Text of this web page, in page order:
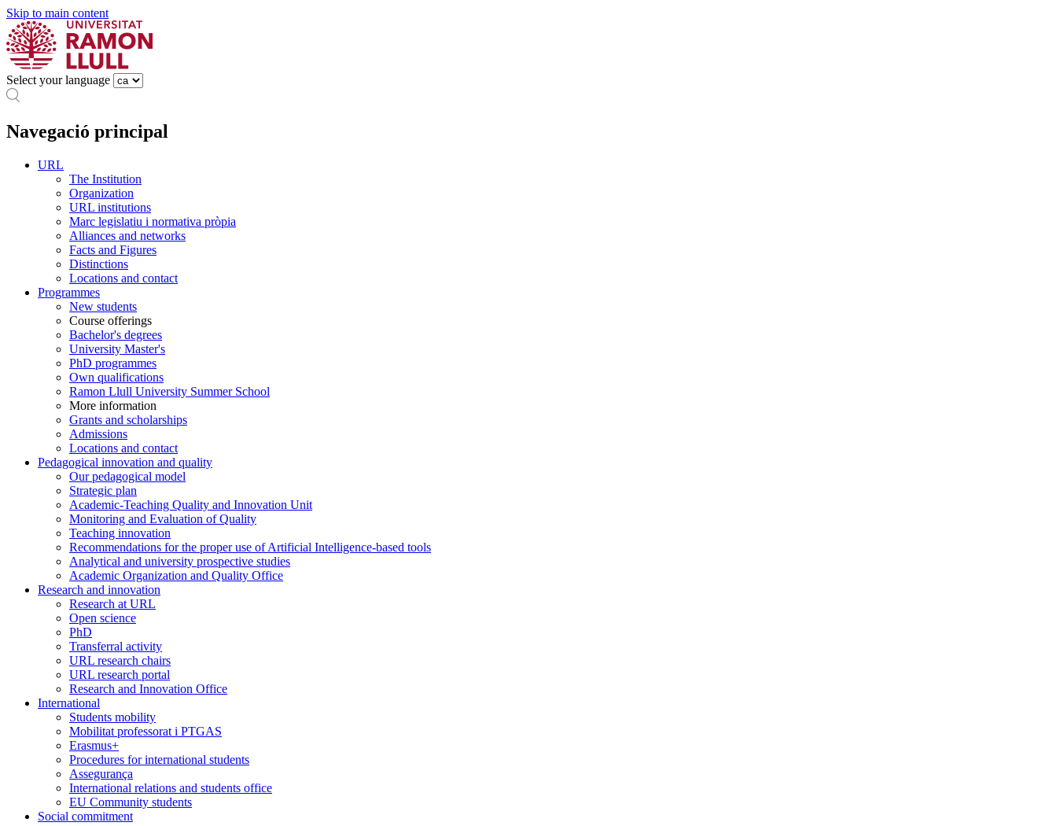
Skip to main content
Select your language
Navegació principal
URL
The Institution
Organization
URL institutions
Marc legislatiu i normativa pròpia
Alliances and networks
Facts and Figures
Distinctions
Locations and contact
Programmes
New students
Course offerings
Bachelor's degrees
University Master's
PhD programmes
Own qualifications
Ramon Llull University Summer School
More information
Grants and scholarships
Admissions
Locations and contact
Pedagogical innovation and quality
Our pedagogical model
Strategic plan
Academic-Teaching Quality and Innovation Unit
Monitoring and Evaluation of Quality
Teaching innovation
Recommendations for the proper use of Artificial Intelligence-based tools
Analytical and university prospective studies
Academic Organization and Quality Office
Research and innovation
Research at URL
Open science
PhD
Transferral activity
URL research chairs
URL research portal
Research and Innovation Office
International
Students mobility
Mobilitat professorat i PTGAS
Erasmus+
Procedures for international students
Assegurança
International relations and students office
EU Community students
Social commitment